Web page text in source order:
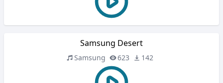
Samsung Desert
Samsung 623 142